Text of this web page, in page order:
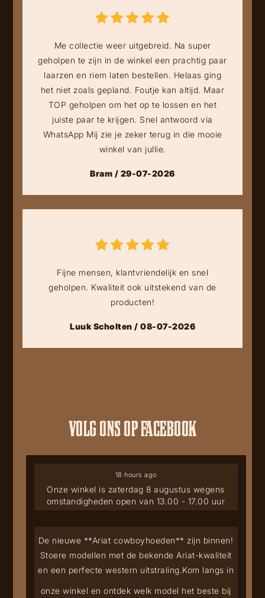
Me collectie weer uitgebreid. Na super
geholpen te zijn in de winkel een prachtig paar
laarzen en riem laten bestellen. Helaas ging
het niet zoals gepland. Foutje kan altijd. Maar
TOP geholpen om het op te lossen en het
juiste paar te krijgen. Snel antwoord via
WhatsApp Mij zie je zeker terug in die mooie
winkel van jullie.
Bram / 29-07-2026
Fijne mensen, klantvriendelijk en snel
geholpen. Kwaliteit ook uitstekend van de
producten!
Luuk Scholten / 08-07-2026
VOLG ONS OP FACEBOOK
Onze winkel is zaterdag 8 augustus wegens
omstandigheden open van 13.00 - 17.00 uur
18 hours ago
De nieuwe **Ariat cowboyhoeden** zijn binnen!
Stoere modellen met de bekende Ariat-kwaliteit
en een perfecte western uitstraling.Kom langs in
onze winkel en ontdek welk model het beste bij